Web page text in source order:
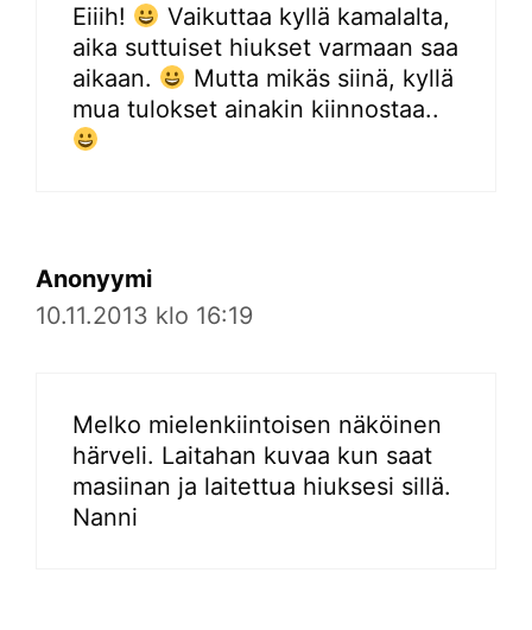
Eiiih!
Vaikuttaa kyllä kamalalta,
aika suttuiset hiukset varmaan saa
aikaan.
Mutta mikäs siinä, kyllä
mua tulokset ainakin kiinnostaa..
Anonyymi
10.11.2013 klo 16:19
Melko mielenkiintoisen näköinen
härveli. Laitahan kuvaa kun saat
masiinan ja laitettua hiuksesi sillä.
Nanni